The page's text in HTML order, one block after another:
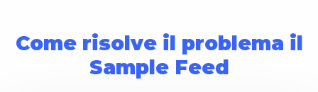
Come risolve il problema il
Sample Feed